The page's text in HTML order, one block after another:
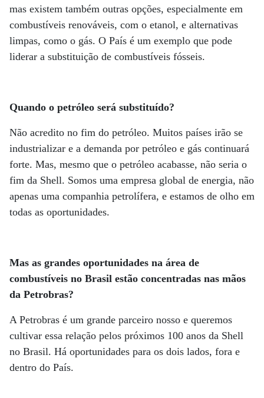
mas existem também outras opções, especialmente em
combustíveis renováveis, com o etanol, e alternativas
limpas, como o gás. O País é um exemplo que pode
liderar a substituição de combustíveis fósseis.
Quando o petróleo será substituído?
Não acredito no fim do petróleo. Muitos países irão se
industrializar e a demanda por petróleo e gás continuará
forte. Mas, mesmo que o petróleo acabasse, não seria o
fim da Shell. Somos uma empresa global de energia, não
apenas uma companhia petrolífera, e estamos de olho em
todas as oportunidades.
Mas as grandes oportunidades na área de
combustíveis no Brasil estão concentradas nas mãos
da Petrobras?
A Petrobras é um grande parceiro nosso e queremos
cultivar essa relação pelos próximos 100 anos da Shell
no Brasil. Há oportunidades para os dois lados, fora e
dentro do País.